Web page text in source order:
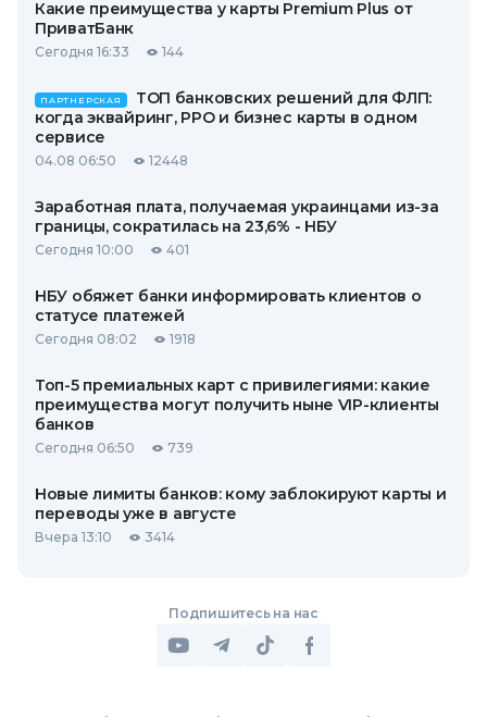
Какие преимущества у карты Premium Plus от
ПриватБанк
Сегодня 16:33 144
ПАРТНЕРСКАЯ
ТОП банковских решений для ФЛП:
когда эквайринг, РРО и бизнес карты в одном
сервисе
04.08 06:50 12448
Заработная плата, получаемая украинцами из-за
границы, сократилась на 23,6% - НБУ
Сегодня 10:00 401
НБУ обяжет банки информировать клиентов о
статусе платежей
Сегодня 08:02 1918
Топ-5 премиальных карт с привилегиями: какие
преимущества могут получить ныне VIP-клиенты
банков
Сегодня 06:50 739
Новые лимиты банков: кому заблокируют карты и
переводы уже в августе
Вчера 13:10 3414
Подпишитесь на нас